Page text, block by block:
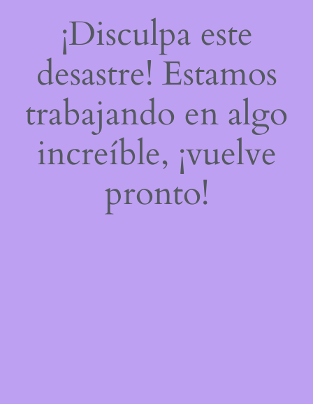
¡Disculpa este
desastre! Estamos
trabajando en algo
increíble, ¡vuelve
pronto!